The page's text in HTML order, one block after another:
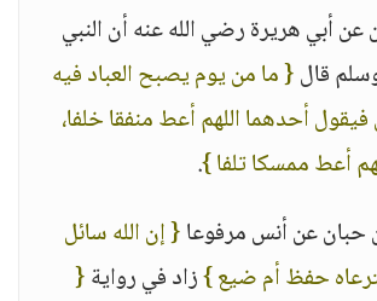
أبي هريرة رضي الله عنه أن النبي
قال{ ما من يوم يصبح العباد فيه
فيقول أحدهما اللهم أعط منفقا خلفا،
أعط ممسكا تلفا }.
عن أنس مرفوعا{ إن الله سائل
حفظ أم ضيع }زاد في رواية{